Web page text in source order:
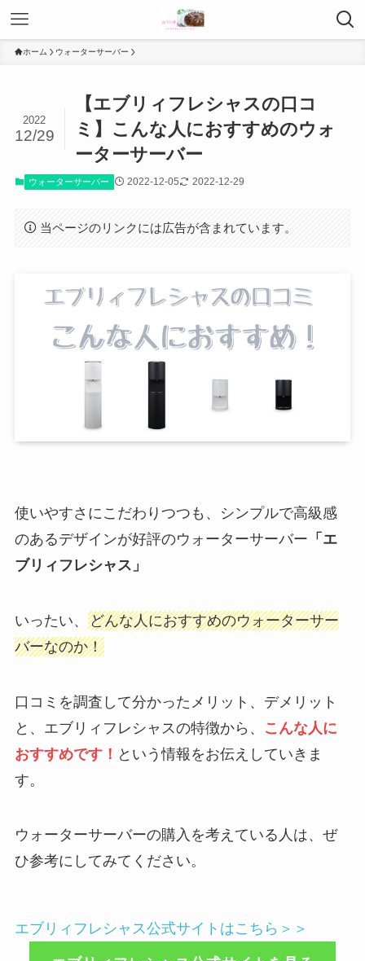
ホーム ウォーターサーバー
【エブリィフレシャスの口コ
ミ】こんな人におすすめのウォ
ーターサーバー
2022
12/29
ウォーターサーバー 2022-12-05 2022-12-29
当ページのリンクには広告が含まれています。
使いやすさにこだわりつつも、シンプルで高級感
のあるデザインが好評のウォーターサーバー 「エ
ブリィフレシャス」
いったい、 どんな人におすすめのウォーターサー
バーなのか！
口コミを調査して分かったメリット、デメリット
と、エブリィフレシャスの特徴から、
こんな人に
おすすめです！ という情報をお伝えしていきま
す。
ウォーターサーバーの購入を考えている人は、ぜ
ひ参考にしてみてください。
エブリィフレシャス公式サイトはこちら＞＞